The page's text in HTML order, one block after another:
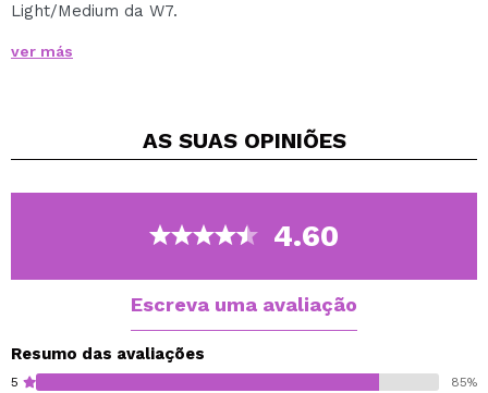
Light/Medium da W7.
bronzeador fosco.
Molda e define com seu bronzer fosco.
Ideal para pele clara a média.
ver más
AS SUAS OPINIÕES
4.60
Escreva uma avaliação
Resumo das avaliações
5 85%